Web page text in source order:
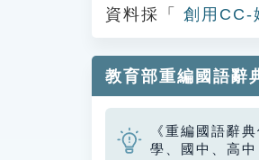
資料採「
創用CC-
教育部重編國語辭
《重編國語辭
學、國中、高